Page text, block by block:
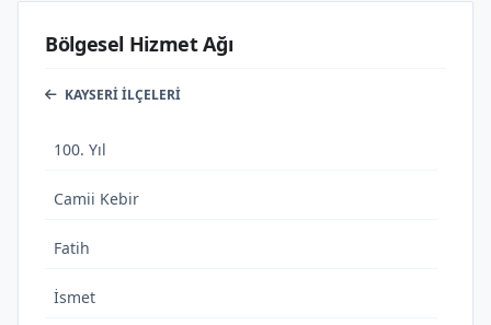
Bölgesel Hizmet Ağı
KAYSERI İLÇELERI
100. Yıl
Camii Kebir
Fatih
İsmet